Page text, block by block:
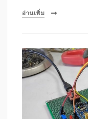
อ่านเพิ่ม